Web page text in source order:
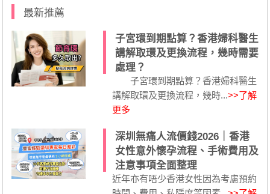
最新推薦
子宮環到期點算？香港婦科醫生
講解取環及更換流程，幾時需要
處理？
子宮環到期點算？香港婦科醫生
講解取環及更換流程，幾時...>>了解
更多
深圳無痛人流價錢2026｜香港
女性意外懷孕流程、手術費用及
注意事項全面整理
近年亦有唔少香港女性因為考慮預約